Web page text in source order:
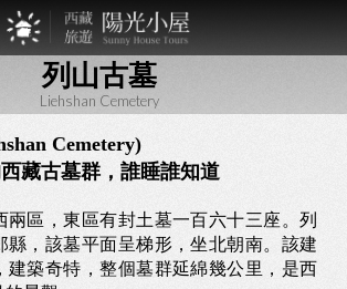
列山古墓
Liehshan Cemetery
Cemetery)
藏古墓群，誰睡誰知道
兩區，東區有封土墓一百六十三座。列
縣，該墓平面呈梯形，坐北朝南。該建
建築奇特，整個墓群延綿幾公里，是西